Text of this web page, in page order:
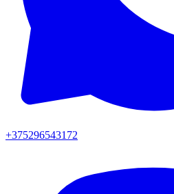
+375296543172